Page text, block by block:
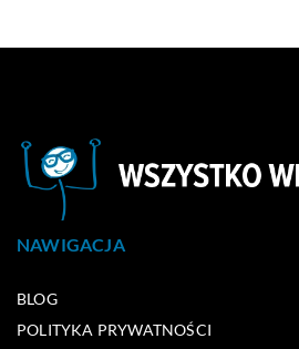
NAWIGACJA
BLOG
POLITYKA PRYWATNOŚCI